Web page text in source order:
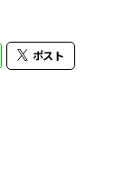
ポスト